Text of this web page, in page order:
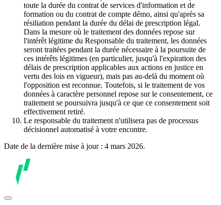
toute la durée du contrat de services d'information et de
formation ou du contrat de compte démo, ainsi qu'après sa
résiliation pendant la durée du délai de prescription légal.
Dans la mesure où le traitement des données repose sur
l'intérêt légitime du Responsable du traitement, les données
seront traitées pendant la durée nécessaire à la poursuite de
ces intérêts légitimes (en particulier, jusqu'à l'expiration des
délais de prescription applicables aux actions en justice en
vertu des lois en vigueur), mais pas au-delà du moment où
l'opposition est reconnue. Toutefois, si le traitement de vos
données à caractère personnel repose sur le consentement, ce
traitement se poursuivra jusqu'à ce que ce consentement soit
effectivement retiré.
Le responsable du traitement n'utilisera pas de processus
décisionnel automatisé à votre encontre.
Date de la dernière mise à jour : 4 mars 2026.